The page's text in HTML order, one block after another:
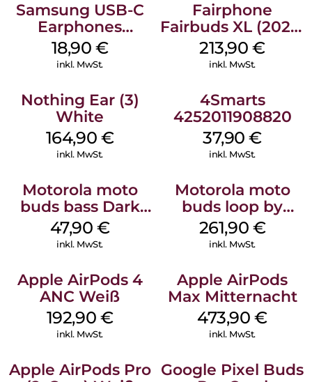
Samsung USB-C
Earphones
Schwarz
18,90 €
inkl. MwSt.
Fairphone
Fairbuds XL (2025)
Forest Green
213,90€
inkl. MwSt.
Nothing Ear (3)
White
164,90 €
inkl. MwSt.
4Smarts
4252011908820
37,90€
inkl. MwSt.
Motorola moto
buds bass Dark
Shadow
47,90 €
inkl. MwSt.
Motorola moto
buds loop by
Swarovski French
Oak
261,90 €
inkl. MwSt.
Apple AirPods 4
ANC Weiß
192,90 €
inkl. MwSt.
Apple AirPods
Max Mitternacht
473,90€
inkl. MwSt.
Apple AirPods Pro Google Pixel Buds